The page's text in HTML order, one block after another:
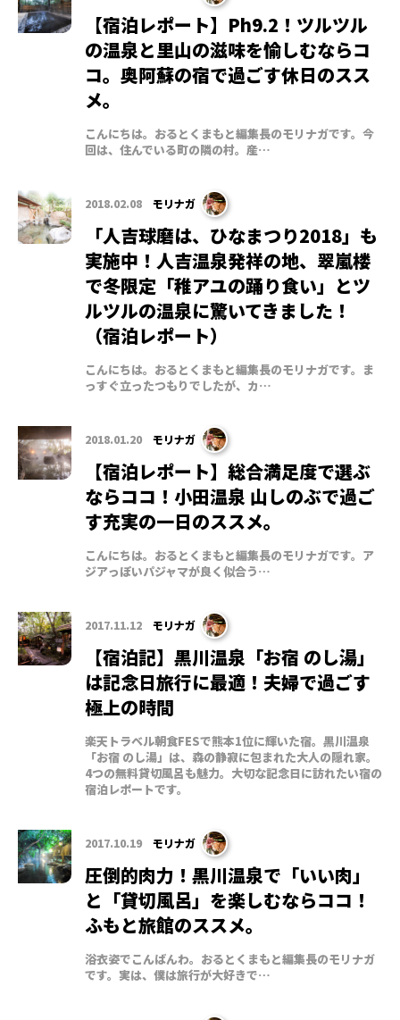
【宿泊レポート】Ph9.2！ツルツル
の温泉と里山の滋味を愉しむならコ
コ。奥阿蘇の宿で過ごす休日のスス
メ。
こんにちは。おるとくまもと編集長のモリナガです。今
回は、住んでいる町の隣の村。産…
2018.02.08 モリナガ
「人吉球磨は、ひなまつり2018」も
実施中！人吉温泉発祥の地、翠嵐楼
で冬限定「稚アユの踊り食い」とツ
ルツルの温泉に驚いてきました！
（宿泊レポート）
こんにちは。おるとくまもと編集長のモリナガです。ま
っすぐ立ったつもりでしたが、カ…
2018.01.20 モリナガ
【宿泊レポート】総合満足度で選ぶ
ならココ！小田温泉 山しのぶで過ご
す充実の一日のススメ。
こんにちは。おるとくまもと編集長のモリナガです。ア
ジアっぽいパジャマが良く似合う…
2017.11.12 モリナガ
【宿泊記】黒川温泉「お宿 のし湯」
は記念日旅行に最適！夫婦で過ごす
極上の時間
楽天トラベル朝食FESで熊本1位に輝いた宿。黒川温泉
「お宿 のし湯」は、森の静寂に包まれた大人の隠れ家。
4つの無料貸切風呂も魅力。大切な記念日に訪れたい宿の
宿泊レポートです。
2017.10.19 モリナガ
圧倒的肉力！黒川温泉で「いい肉」
と「貸切風呂」を楽しむならココ！
ふもと旅館のススメ。
浴衣姿でこんばんわ。おるとくまもと編集長のモリナガ
です。実は、僕は旅行が大好きで…